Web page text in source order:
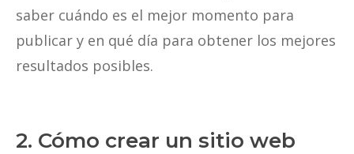
saber cuándo es el mejor momento para
publicar y en qué día para obtener los mejores
resultados posibles.
2. Cómo crear un sitio web